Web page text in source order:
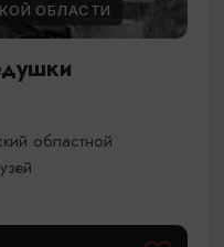
ОБЛАСТИ
областной